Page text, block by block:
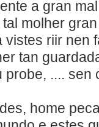
gente a
molher
vistes riir nen
tan
probe, .... sen